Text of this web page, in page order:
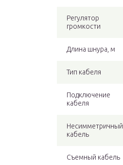
Регулятор
громкости
Длина шнура, м
Тип кабеля
Подключение
кабеля
Несимметричный
кабель
Съемный кабель